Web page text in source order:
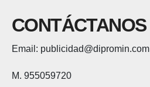
CONTÁCTANOS
Email: publicidad@dipromin.com
M. 955059720